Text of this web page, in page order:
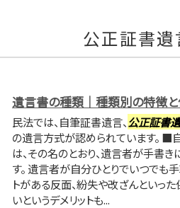
公正証書遺
遺言書の種類｜種類別の特徴
民法では、自筆証書遺言、公正証書
の遺言方式が認められています。
は、その名のとおり、遺言者が手書
す。 遺言者が自分ひとりでいつでも
トがある反面、紛失や改ざんといっ
いというデメリットも...